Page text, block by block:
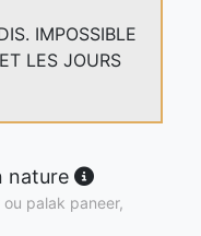
IMPOSSIBLE
LES JOURS
nature
palak paneer,